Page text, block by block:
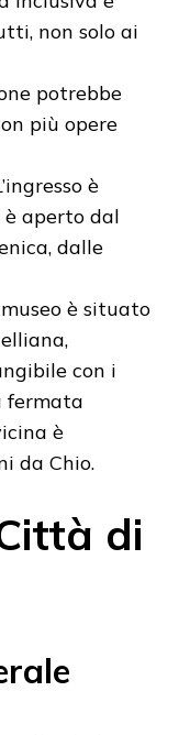
non solo ai
potrebbe
più opere
è
aperto dal
dalle
è situato
con i
fermata
è
da Chio.
di